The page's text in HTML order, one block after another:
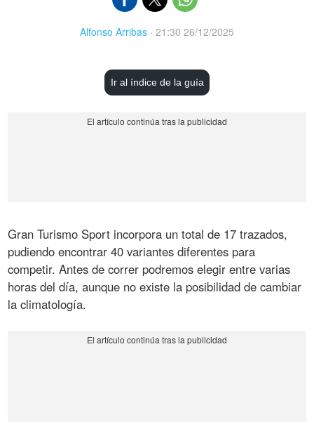
Alfonso Arribas · 21:30 26/12/2025
Ir al índice de la guía
Gran Turismo Sport incorpora un total de 17 trazados,
pudiendo encontrar 40 variantes diferentes para
competir. Antes de correr podremos elegir entre varias
horas del día, aunque no existe la posibilidad de cambiar
la climatología.